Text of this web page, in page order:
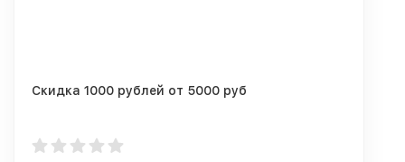
Скидка 1000 рублей от 5000 руб